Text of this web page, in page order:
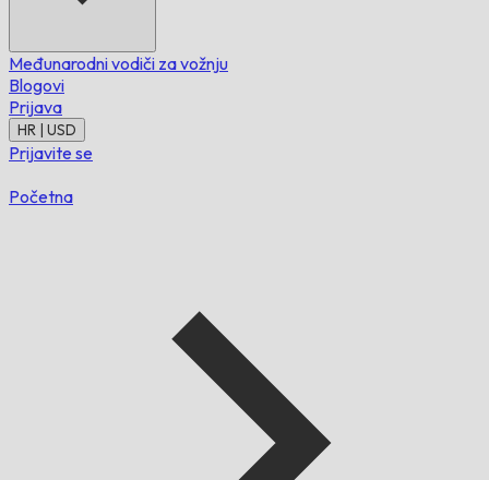
Međunarodni vodiči za vožnju
Blogovi
Prijava
HR | USD
Prijavite se
Početna